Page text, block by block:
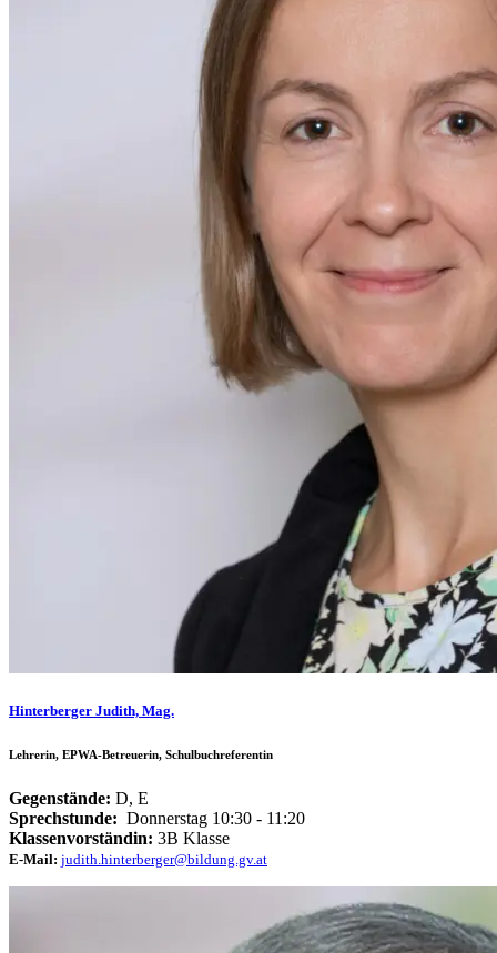
Hinterberger Judith, Mag.
Lehrerin, EPWA-Betreuerin, Schulbuchreferentin
Gegenstände: D, E
Sprechstunde: Donnerstag 10:30 - 11:20
Klassenvorständin: 3B Klasse
E-Mail: judith.hinterberger@bildung.gv.at